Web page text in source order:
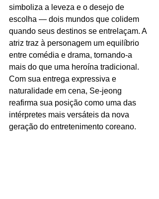
simboliza a leveza e o desejo de
escolha — dois mundos que colidem
quando seus destinos se entrelaçam. A
atriz traz à personagem um equilíbrio
entre comédia e drama, tornando-a
mais do que uma heroína tradicional.
Com sua entrega expressiva e
naturalidade em cena, Se-jeong
reafirma sua posição como uma das
intérpretes mais versáteis da nova
geração do entretenimento coreano.